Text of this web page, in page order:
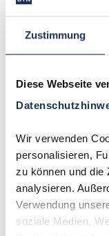
Zustimmung
Diese Webseite
Wir verwenden
personalisieren,
zu können und die
analysieren.
Verwendung
soziale Medien,
Für Sammler
da sie
wurden. Ihre
Auktionen
zehntausend
übersteigt
Silber münzen